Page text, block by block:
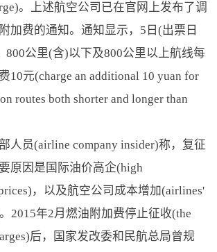
。上述航空公司已在官网上发布了调
加费的通知。通知显示，5日(出票日
800公里(含)以下及800公里以上航线每
10元(charge an additional 10 yuan for
routes both shorter and longer than
人员(airline company insider)称，复征
原因是国际油价高企(high
，以及航空公司成本增加(airlines'
2015年2月燃油附加费停止征收(the
后，国家发改委和民航总局曾规